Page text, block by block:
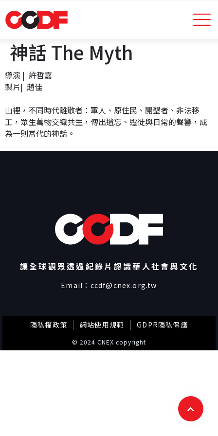
神話 The Myth
導演 | 許哲嘉
製片| 趙佳
山裡，不同時代離散者：軍人、原住民、開墾者、非法移
工，眾生萬物交織共生，傳出遺忘、遷徙與日常的聲響，成
為一則當代的神話。
讓全球觀眾透過紀錄片認識華人社會與文化
Email： ccdf@cnex.org.tw
© 2024 CNEX copyright
隱私權政策 網站使用規範 GDPR隱私保護